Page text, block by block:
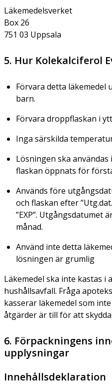
Läkemedelsverket
Box 26
751 03 Uppsala
5. Hur Kolekalciferol
Förvara detta läkemedel
barn.
Förvara droppflaskan i
Inga särskilda
Lösningen ska
flaskan öppnats för
Används före
och flaskan efter
”EXP”. Utgångsdatumet
månad.
Använd inte detta
lösningen är grumlig
Läkemedel ska inte kastas i
hushållsavfall. Fråga
kasserar läkemedel som
åtgärder är till för att
6. Förpackningens
upplysningar
Innehållsdeklaration